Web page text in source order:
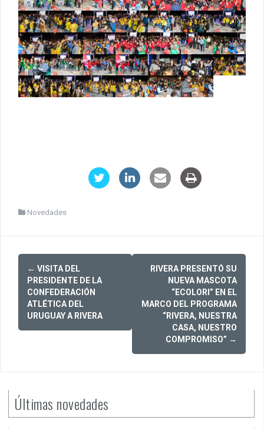
Novedades
Post
navigation
← VISITA DEL
PRESIDENTE DE LA
CONFEDERACIÓN
ATLÉTICA DEL
URUGUAY A RIVERA
RIVERA PRESENTÓ SU
NUEVA MASCOTA
“ECOLORI” EN EL
MARCO DEL PROGRAMA
“RIVERA, NUESTRA
CASA, NUESTRO
COMPROMISO” →
Últimas novedades